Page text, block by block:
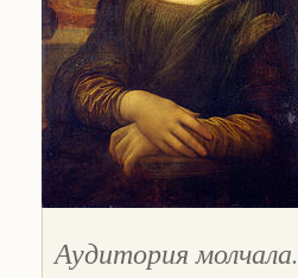
Аудитория молчала.